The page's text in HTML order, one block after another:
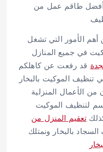
طاقم عمل من
أهم الأمور التي تشغل
في جميع المنازل
قد رفعت عن كاهلكم
تنظيف الموكيت بالبخار
الأعمال المنزلية
لتنظيف الموكيت
تعقيم المنزل من
بالبخار ونمتلك